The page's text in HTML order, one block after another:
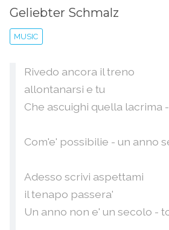
Geliebter Schmalz
MUSIC
Rivedo ancora il treno
allontanarsi e tu
Che ascuighi quella lacrima
Com'e' possibilie - un anno
Adesso scrivi aspettami
il tenapo passera'
Un anno non e' un secolo -